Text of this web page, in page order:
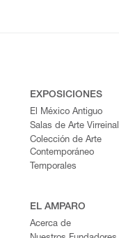
EXPOSICIONES
El México Antiguo
Salas de Arte Virreinal
Colección de Arte
Contemporáneo
Temporales
EL AMPARO
Acerca de